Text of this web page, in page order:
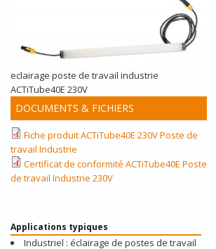
eclairage poste de travail industrie
ACTiTube40E 230V
DOCUMENTS & FICHIERS
Fiche produit ACTiTube40E 230V Poste de
travail Industrie
Certificat de conformité ACTiTube40E Poste
de travail Industrie 230V
Applications typiques
Industriel : éclairage de postes de travail